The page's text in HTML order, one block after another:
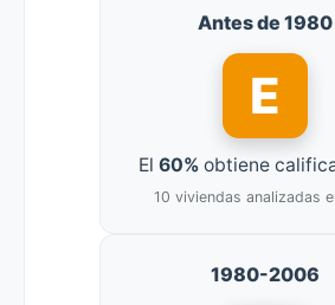
Antes de 1980
E
El 60% obtiene
10 viviendas analizadas
1980-2006